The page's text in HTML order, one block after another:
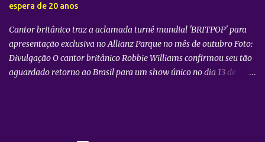
confirmação do novo espetáculo firma o rápido retorno de
TAEMIN ...
espera de 20 anos
Cantor britânico traz a aclamada turnê mundial 'BRITPOP' para
apresentação exclusiva no Allianz Parque no mês de outubro Foto:
Divulgação O cantor britânico Robbie Williams confirmou seu tão
aguardado retorno ao Brasil para um show único no dia 13 de